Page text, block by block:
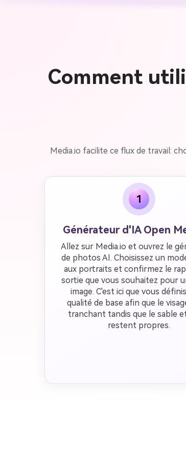
Comment
Media.io facilite ce flux de travail:
1
Générateur d'IA Open
Allez sur Media.io et ouvrez le
de photos AI. Choisissez un
aux portraits et confirmez le
sortie que vous souhaitez pour
image. C'est ici que vous
qualité de base afin que le
tranchant tandis que le sable
restent propres.